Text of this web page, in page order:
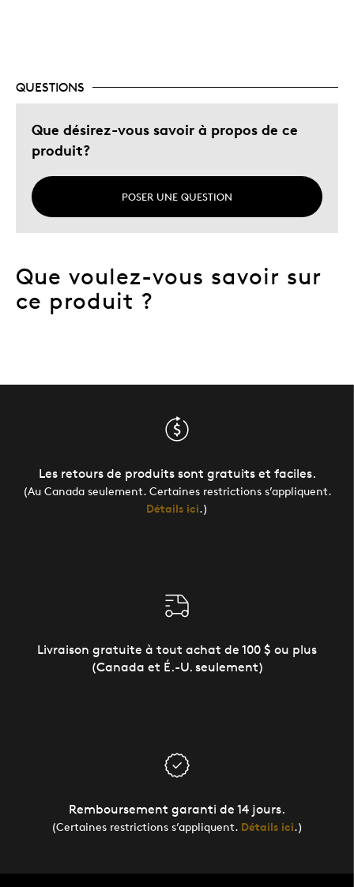
QUESTIONS
Que désirez-vous savoir à propos de ce
produit?
POSER UNE QUESTION
Que voulez-vous savoir sur
ce produit ?
Les retours de produits sont gratuits et faciles.
(Au Canada seulement. Certaines restrictions s’appliquent.
Détails ici.)
Livraison gratuite à tout achat de 100 $ ou plus
(Canada et É.-U. seulement)
Remboursement garanti de 14 jours.
(Certaines restrictions s’appliquent. Détails ici.)